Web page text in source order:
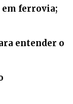
ferrovia;
entender o